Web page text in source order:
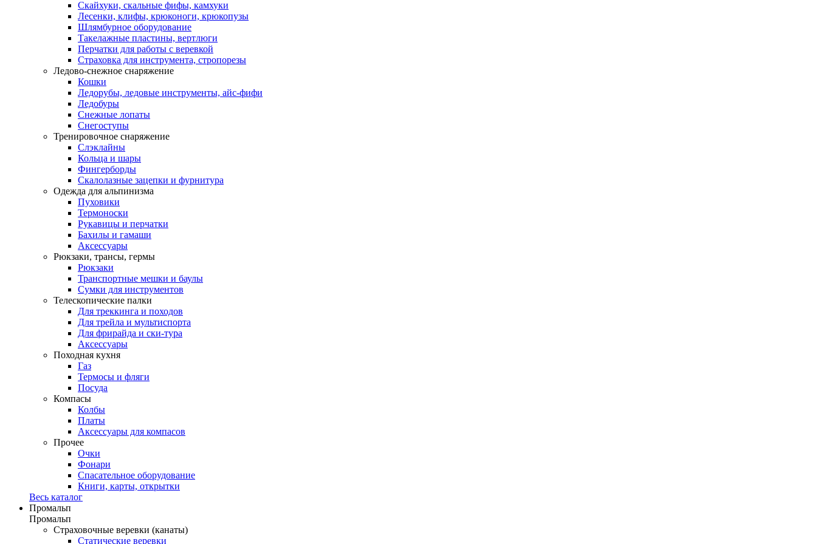
Скайхуки, скальные фифы, камхуки
Лесенки, клифы, крюконоги, крюкопузы
Шлямбурное оборудование
Такелажные пластины, вертлюги
Перчатки для работы с веревкой
Страховка для инструмента, стропорезы
Ледово-снежное снаряжение
Кошки
Ледорубы, ледовые инструменты, айс-фифи
Ледобуры
Снежные лопаты
Снегоступы
Тренировочное снаряжение
Слэклайны
Кольца и шары
Фингерборды
Скалолазные зацепки и фурнитура
Одежда для альпинизма
Пуховики
Термоноски
Рукавицы и перчатки
Бахилы и гамаши
Аксессуары
Рюкзаки, трансы, гермы
Рюкзаки
Транспортные мешки и баулы
Сумки для инструментов
Телескопические палки
Для треккинга и походов
Для трейла и мультиспорта
Для фрирайда и ски-тура
Аксессуары
Походная кухня
Газ
Термосы и фляги
Посуда
Компасы
Колбы
Платы
Аксессуары для компасов
Прочее
Очки
Фонари
Спасательное оборудование
Книги, карты, открытки
Весь каталог
Промальп
Промальп
Страховочные веревки (канаты)
Статические веревки